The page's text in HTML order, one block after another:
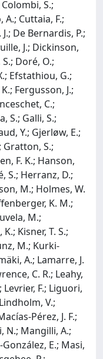
S.;
A.; Cuttaia, F.;
De Bernardis, P.;
J.; Dickinson,
Doré, O.;
Efstathiou, G.;
Fergusson, J.;
C.;
S.; Galli, S.;
Y.; Gjerløw, E.;
Gratton, S.;
F. K.; Hanson,
S.; Herranz, D.;
M.; Holmes, W.
K. M.;
M.;
Kisner, T. S.;
M.; Kurki-
A.; Lamarre, J.
C. R.; Leahy,
Levrier, F.; Liguori,
V.;
Pérez, J. F.;
N.; Mangilli, A.;
E.; Masi,